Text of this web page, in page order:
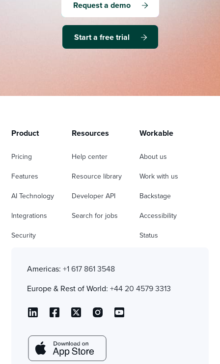
Request a demo
Start a free trial
Product
Pricing
Features
AI Technology
Integrations
Security
Resources
Help center
Resource library
Developer API
Search for jobs
Workable
About us
Work with us
Backstage
Accessibility
Status
Americas: +1 617 861 3548
Europe & Rest of World: +44 20 4579 3313